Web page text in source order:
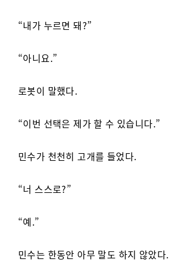
“내가 누르면 돼?”
“아니요.”
로봇이 말했다.
“이번 선택은 제가 할 수 있습니다.”
민수가 천천히 고개를 들었다.
“너 스스로?”
“예.”
민수는 한동안 아무 말도 하지 않았다.